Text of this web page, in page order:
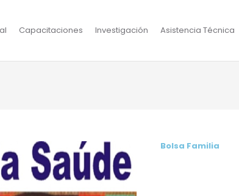
Capacitaciones Investigación Asistencia Técnica
Bolsa Familia